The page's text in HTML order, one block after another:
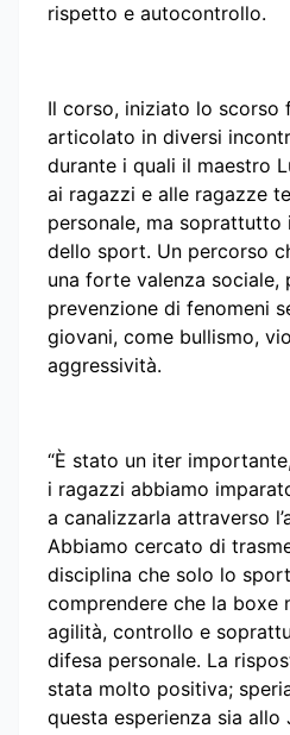
rispetto e autocontrollo.
Il corso, iniziato lo scorso
articolato in diversi
durante i quali il maestro
ai ragazzi e alle ragazze
personale, ma
dello sport. Un percorso
una forte valenza sociale,
prevenzione di fenomeni
giovani, come bullismo,
aggressività.
“È stato un iter
i ragazzi abbiamo
a canalizzarla attraverso
Abbiamo cercato di
disciplina che solo lo
comprendere che la boxe
agilità, controllo e
difesa personale. La
stata molto positiva;
questa esperienza sia